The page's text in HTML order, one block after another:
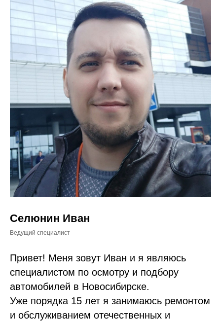
Селюнин Иван
Ведущий специалист
Привет! Меня зовут Иван и я являюсь
специалистом по осмотру и подбору
автомобилей в Новосибирске.
Уже порядка 15 лет я занимаюсь ремонтом
и обслуживанием отечественных и